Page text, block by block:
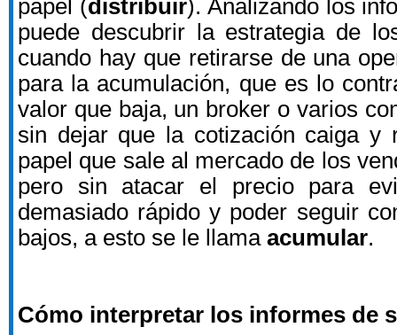
papel (distribuir). Analizando los
puede descubrir la estrategia de
cuando hay que retirarse de una
para la acumulación, que es lo
valor que baja, un broker o varios
sin dejar que la cotización caiga y
papel que sale al mercado de los
pero sin atacar el precio para
demasiado rápido y poder seguir
bajos, a esto se le llama acumular.
Cómo interpretar los informes de